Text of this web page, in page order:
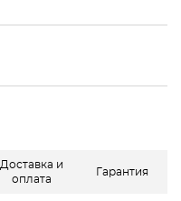
Доставка и
оплата
Гарантия